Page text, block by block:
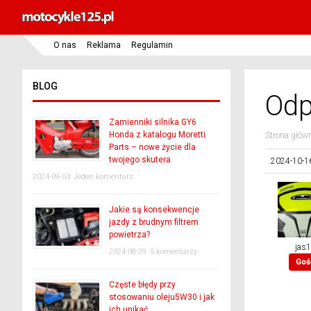
O nas Reklama Regulamin
Strona
2024-10-
BLOG
Zamienniki silnika GY6
Honda z katalogu Moretti
Parts – nowe życie dla
twojego skutera
2024-09-03 Jeden komentarz
Jakie są konsekwencje
jazdy z brudnym filtrem
powietrza?
2024-08-29 5 komentarzy
Częste błędy przy
stosowaniu oleju5W30 i jak